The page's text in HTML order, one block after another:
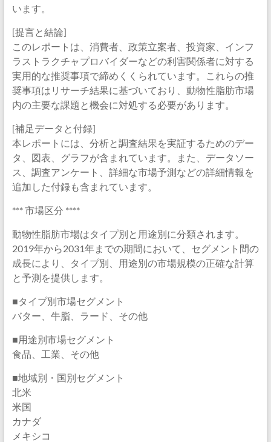
います。
[提言と結論]
このレポートは、消費者、政策立案者、投資家、インフ
ラストラクチャプロバイダーなどの利害関係者に対する
実用的な推奨事項で締めくくられています。これらの推
奨事項はリサーチ結果に基づいており、動物性脂肪市場
内の主要な課題と機会に対処する必要があります。
[補足データと付録]
本レポートには、分析と調査結果を実証するためのデー
タ、図表、グラフが含まれています。また、データソー
ス、調査アンケート、詳細な市場予測などの詳細情報を
追加した付録も含まれています。
*** 市場区分 ****
動物性脂肪市場はタイプ別と用途別に分類されます。
2019年から2031年までの期間において、セグメント間の
成長により、タイプ別、用途別の市場規模の正確な計算
と予測を提供します。
■タイプ別市場セグメント
バター、牛脂、ラード、その他
■用途別市場セグメント
食品、工業、その他
■地域別・国別セグメント
北米
米国
カナダ
メキシコ